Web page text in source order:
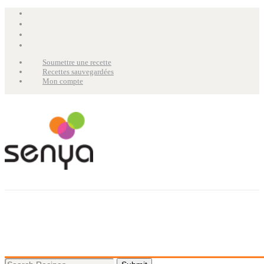
Soumettre une recette
Recettes sauvegardées
Mon compte